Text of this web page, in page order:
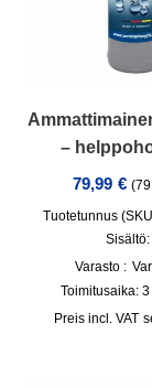
–
79,99 € (
Tuotetunnus
Sisältö:
Varasto :
Toimitusaika: 3
incl. VAT